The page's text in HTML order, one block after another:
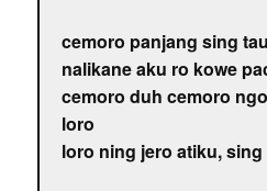
cemoro panjang sing
nalikane aku ro kowe
cemoro duh cemoro
loro
loro ning jero atiku,